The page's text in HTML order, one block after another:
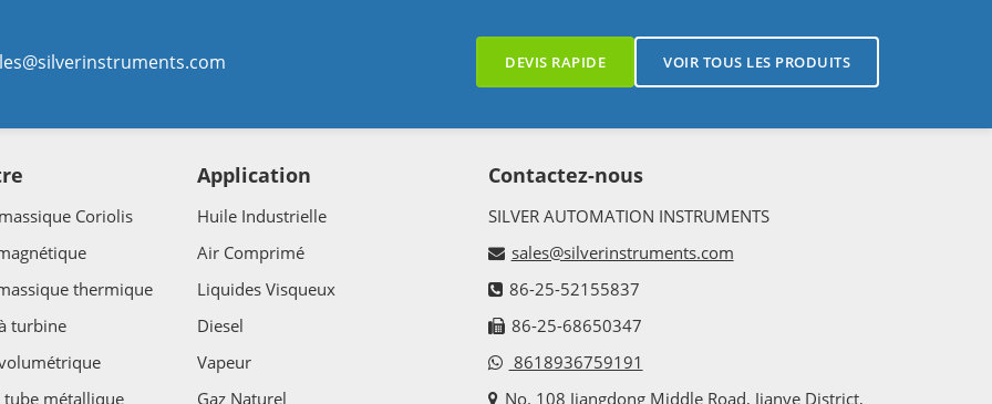
DEVIS RAPIDE VOIR TOUS LES PRODUITS
Coriolis
thermique
turbine
tube métallique
Application
Huile Industrielle
Air Comprimé
Liquides Visqueux
Diesel
Vapeur
Gaz Naturel
Contactez-nous
SILVER AUTOMATION INSTRUMENTS
sales@silverinstruments.com
86-25-52155837
86-25-68650347
8618936759191
No. 108 Jiangdong Middle Road, Jianye District,